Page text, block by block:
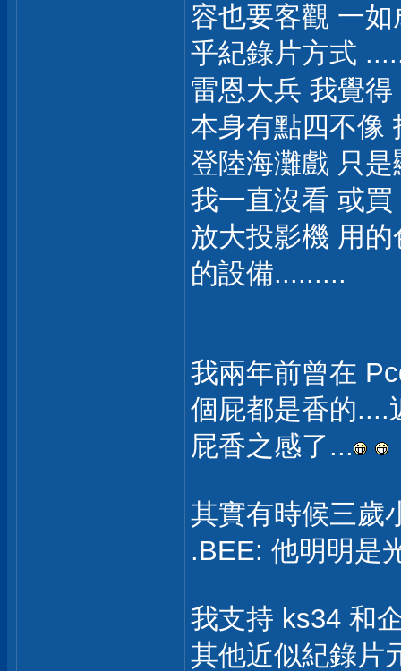
容也要客觀 一
乎紀錄片方式
雷恩大兵 我覺
本身有點四不像
登陸海灘戲 只
我一直沒看 或
放大投影機 用
的設備.........
我兩年前曾在
個屁都是香的....
屁香之感了...
其實有時候三歲
.BEE: 他明明是
我支持 ks34 和
其他近似紀錄片